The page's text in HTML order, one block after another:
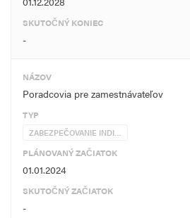
SKUTOČNÝ KONIEC
-
NÁZOV
Poradcovia pre zamestnávateľov
TYP
ZABEZPEČOVANIE INDI…
PLÁNOVANÝ ZAČIATOK
01.01.2024
SKUTOČNÝ ZAČIATOK
-